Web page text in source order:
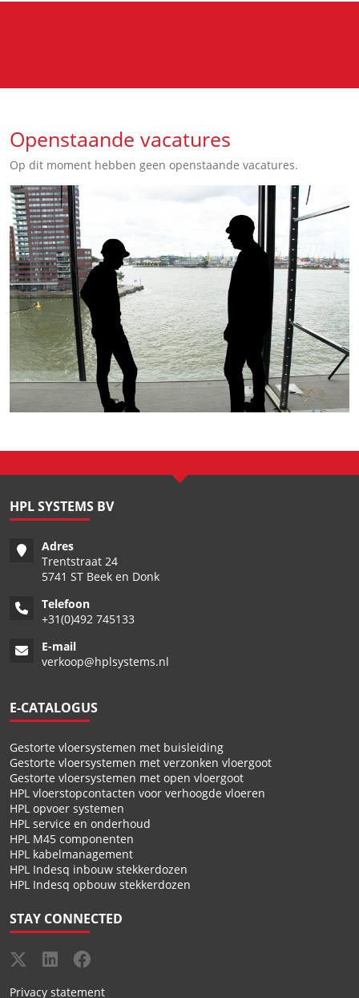
Openstaande vacatures
Op dit moment hebben geen openstaande vacatures.
HPL SYSTEMS BV
Adres
Trentstraat 24
5741 ST Beek en Donk
Telefoon
+31(0)492 745133
E-mail
verkoop@hplsystems.nl
E-CATALOGUS
Gestorte vloersystemen met buisleiding
Gestorte vloersystemen met verzonken vloergoot
Gestorte vloersystemen met open vloergoot
HPL vloerstopcontacten voor verhoogde vloeren
HPL opvoer systemen
HPL service en onderhoud
HPL M45 componenten
HPL kabelmanagement
HPL Indesq inbouw stekkerdozen
HPL Indesq opbouw stekkerdozen
STAY CONNECTED
Privacy statement